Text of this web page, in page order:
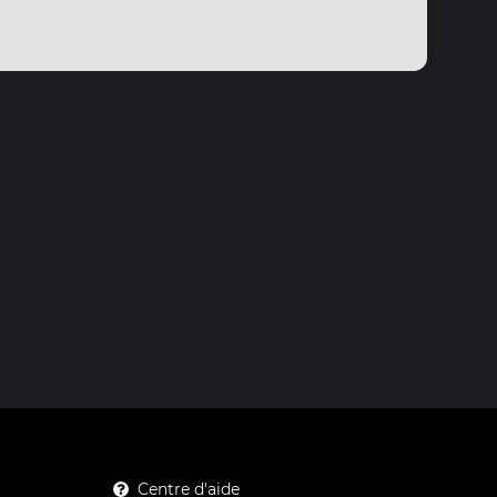
Centre d'aide